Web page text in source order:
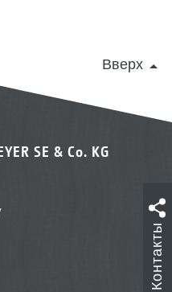
Вверх
SE & Co. KG
Контакты